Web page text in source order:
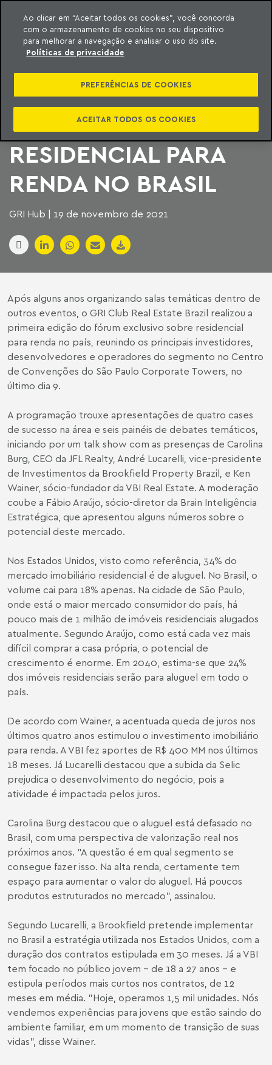
o conteúdo
Machado Meyer
GRI REALIZA
PRIMEIRO EVENTO
FOCADO EM
RESIDENCIAL PARA
RENDA NO BRASIL
GRI Hub | 19 de novembro de 2021
Após alguns anos organizando salas temáticas dentro de
outros eventos, o GRI Club Real Estate Brazil realizou a
primeira edição do fórum exclusivo sobre residencial
para renda no país, reunindo os principais investidores,
desenvolvedores e operadores do segmento no Centro
de Convenções do São Paulo Corporate Towers, no
último dia 9.
A programação trouxe apresentações de quatro cases
de sucesso na área e seis painéis de debates temáticos,
iniciando por um talk show com as presenças de Carolina
Burg, CEO da JFL Realty, André Lucarelli, vice-presidente
de Investimentos da Brookfield Property Brazil, e Ken
Wainer, sócio-fundador da VBI Real Estate. A moderação
coube a Fábio Araújo, sócio-diretor da Brain Inteligência
Estratégica, que apresentou alguns números sobre o
potencial deste mercado.
Nos Estados Unidos, visto como referência, 34% do
mercado imobiliário residencial é de aluguel. No Brasil, o
volume cai para 18% apenas. Na cidade de São Paulo,
onde está o maior mercado consumidor do país, há
pouco mais de 1 milhão de imóveis residenciais alugados
atualmente. Segundo Araújo, como está cada vez mais
difícil comprar a casa própria, o potencial de
crescimento é enorme. Em 2040, estima-se que 24%
dos imóveis residenciais serão para aluguel em todo o
país.
De acordo com Wainer, a acentuada queda de juros nos
últimos quatro anos estimulou o investimento imobiliário
para renda. A VBI fez aportes de R$ 400 MM nos últimos
18 meses. Já Lucarelli destacou que a subida da Selic
prejudica o desenvolvimento do negócio, pois a
atividade é impactada pelos juros.
Carolina Burg destacou que o aluguel está defasado no
Brasil, com uma perspectiva de valorização real nos
próximos anos. "A questão é em qual segmento se
consegue fazer isso. Na alta renda, certamente tem
espaço para aumentar o valor do aluguel. Há poucos
produtos estruturados no mercado", assinalou.
Segundo Lucarelli, a Brookfield pretende implementar
no Brasil a estratégia utilizada nos Estados Unidos, com a
duração dos contratos estipulada em 30 meses. Já a VBI
tem focado no público jovem - de 18 a 27 anos - e
estipula períodos mais curtos nos contratos, de 12
meses em média. "Hoje, operamos 1,5 mil unidades. Nós
vendemos experiências para jovens que estão saindo do
ambiente familiar, em um momento de transição de suas
vidas", disse Wainer.
Ao clicar em “Aceitar todos os cookies”, você concorda
com o armazenamento de cookies no seu dispositivo
para melhorar a navegação e analisar o uso do site.
Políticas de privacidade
PREFERÊNCIAS DE COOKIES
ACEITAR TODOS OS COOKIES